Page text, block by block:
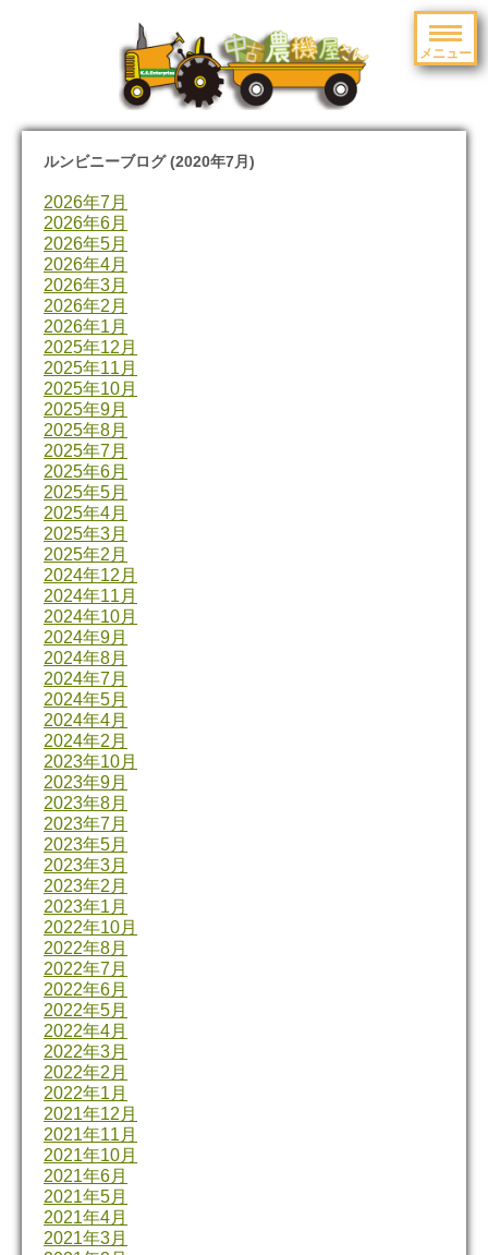
メニュー
navigation
ルンビニーブログ (2020年7月)
2026年7月
2026年6月
2026年5月
2026年4月
2026年3月
2026年2月
2026年1月
2025年12月
2025年11月
2025年10月
2025年9月
2025年8月
2025年7月
2025年6月
2025年5月
2025年4月
2025年3月
2025年2月
2024年12月
2024年11月
2024年10月
2024年9月
2024年8月
2024年7月
2024年5月
2024年4月
2024年2月
2023年10月
2023年9月
2023年8月
2023年7月
2023年5月
2023年3月
2023年2月
2023年1月
2022年10月
2022年8月
2022年7月
2022年6月
2022年5月
2022年4月
2022年3月
2022年2月
2022年1月
2021年12月
2021年11月
2021年10月
2021年6月
2021年5月
2021年4月
2021年3月